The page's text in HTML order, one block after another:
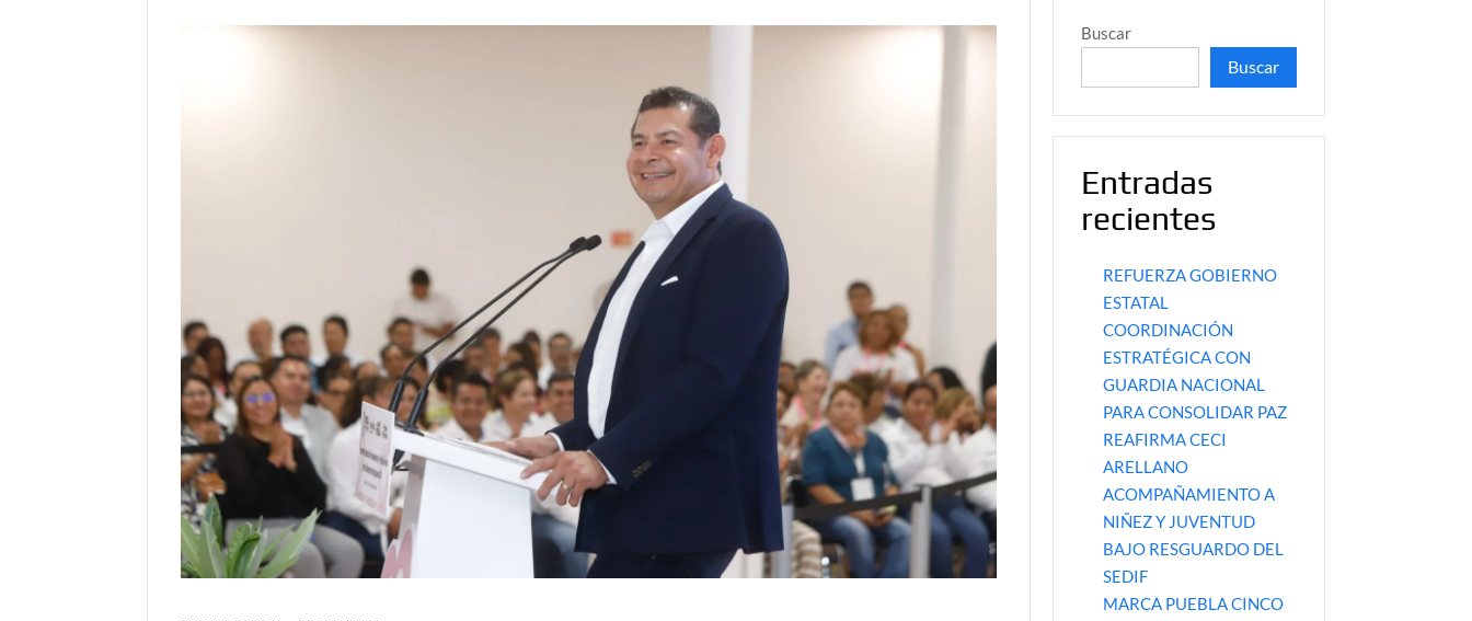
Buscar
Buscar
Entradas
recientes
REFUERZA GOBIERNO
ESTATAL
COORDINACIÓN
ESTRATÉGICA CON
GUARDIA NACIONAL
PARA CONSOLIDAR PAZ
REAFIRMA CECI
ARELLANO
ACOMPAÑAMIENTO A
NIÑEZ Y JUVENTUD
BAJO RESGUARDO DEL
SEDIF
MARCA PUEBLA CINCO